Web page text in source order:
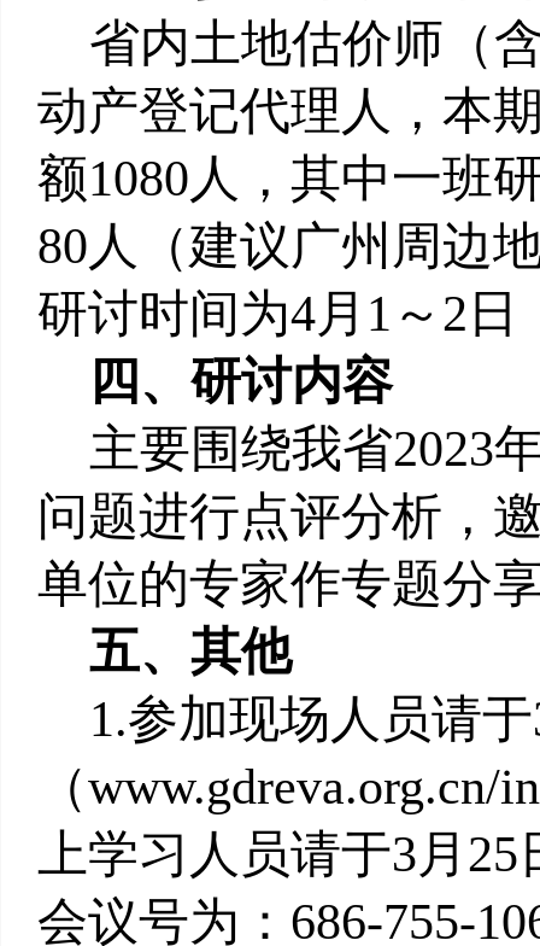
省内土地估价师（
动产登记代理人，本
额1080人，其中一班
80人（建议广州周边
研讨时间为4月1～2
四、研讨内容
主要围绕我省2023
问题进行点评分析，
单位的专家作专题分
五、其他
1.参加现场人员请
（
上学习人员请于3月
会议号为：686-755-